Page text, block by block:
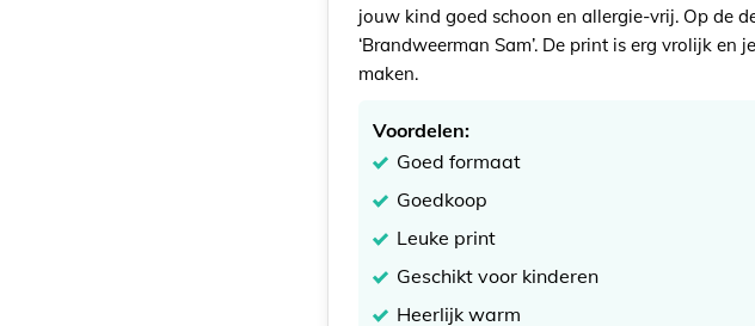
jouw kind goed schoon en allergie-vrij. Op de
‘Brandweerman Sam’. De print is erg vrolijk
maken.
Voordelen:
Goed formaat
Goedkoop
Leuke print
Geschikt voor kinderen
Heerlijk warm